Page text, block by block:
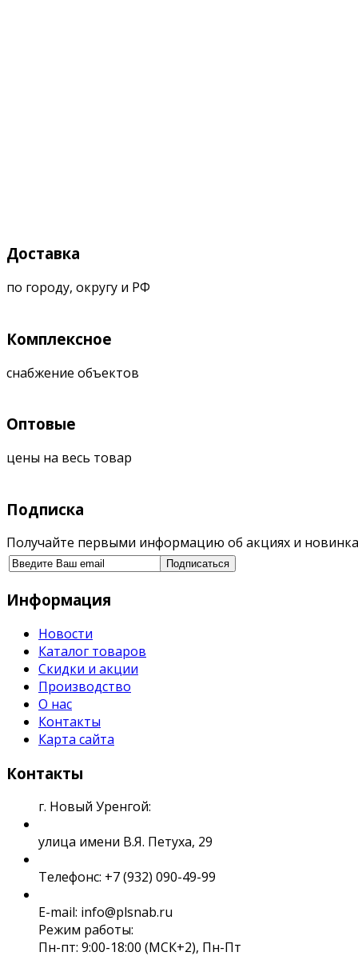
Доставка
по городу, округу и РФ
Комплексное
снабжение объектов
Оптовые
цены на весь товар
Подписка
Получайте первыми информацию об акциях и
Информация
Новости
Каталог товаров
Скидки и акции
Производство
О нас
Контакты
Карта сайта
Контакты
г. Новый Уренгой:
улица имени В.Я. Петуха, 29
Телефонс: +7 (932) 090-49-99
E-mail: info@plsnab.ru
Режим работы:
Пн-пт: 9:00-18:00 (МСК+2), Пн-Пт